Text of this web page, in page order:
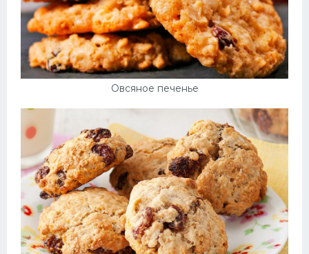
Овсяное печенье